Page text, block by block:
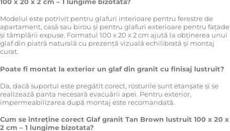
Modelul este potrivit pentru glafuri interioare pentru ferestre de
apartament, casă sau birou și pentru glafuri exterioare pentru fațade
și tâmplării expuse. Formatul 100 x 20 x 2 cm ajută la obținerea unui
glaf din piatră naturală cu prezență vizuală echilibrată și montaj
curat.
Poate fi montat la exterior un glaf din granit cu finisaj lustruit?
Da, dacă suportul este pregătit corect, rosturile sunt etanșate și se
realizează panta necesară evacuării apei. Pentru exterior,
impermeabilizarea după montaj este recomandată.
Cum se întreține corect Glaf granit Tan Brown lustruit 100 x 20 x
2 cm – 1 lungime bizotata?